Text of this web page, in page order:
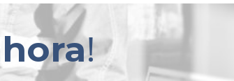
se
!